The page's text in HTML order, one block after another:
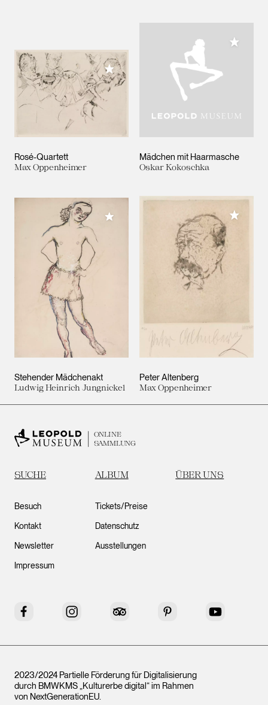
Rosé-Quartett
Max Oppenheimer
Meiner Sammlung hinzufügen
Mädchen mit Haarmasche
Oskar Kokoschka
Meiner
Stehender Mädchenakt
Ludwig Heinrich Jungnickel
Meiner Sammlung hinzufügen
Peter Altenberg
Max Oppenheimer
Meiner
ONLINE
SAMMLUNG
SUCHE ALBUM ÜBER UNS
Besuch
Kontakt
Newsletter
Impressum
Tickets/Preise
Datenschutz
Ausstellungen
Facebook Instagram Tripadvisor Pinterest YouTube
2023/2024 Partielle Förderung für Digitalisierung
durch BMWKMS „Kulturerbe digital“ im Rahmen
von NextGenerationEU.